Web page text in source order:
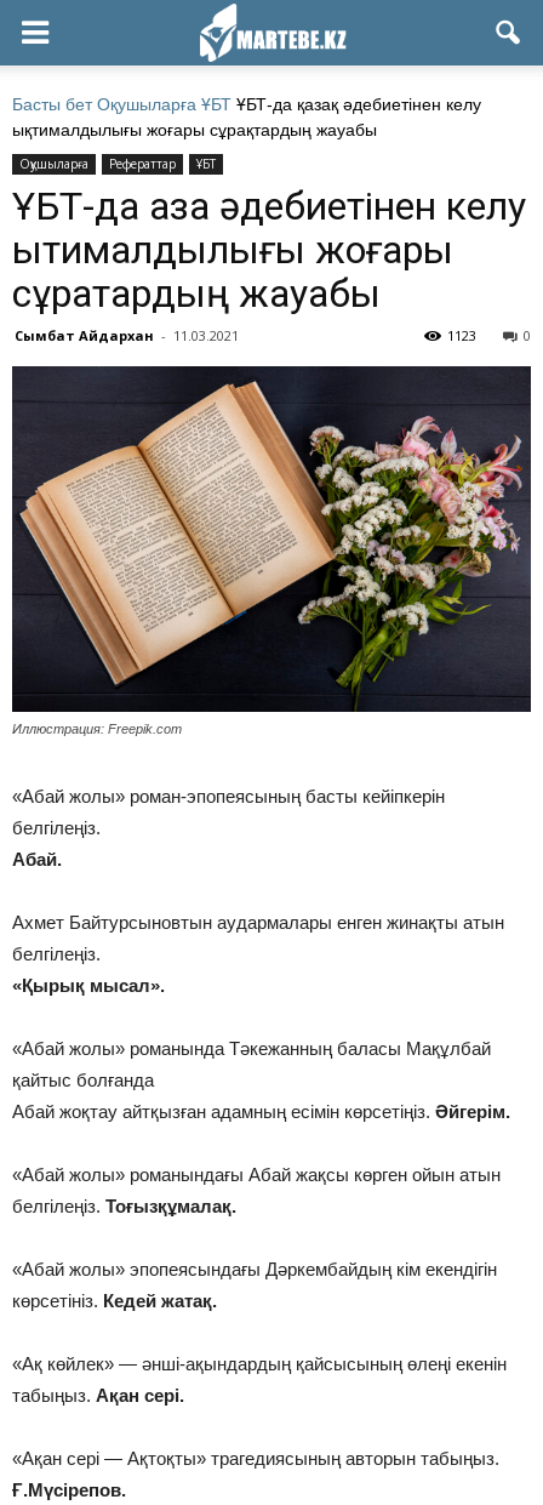
Басты бет Оқушыларға ҰБТ ҰБТ-да қазақ әдебиетінен келу
ықтималдылығы жоғары сұрақтардың жауабы
Оқушыларға Рефераттар ҰБТ
ҰБТ-да қазақ әдебиетінен келу
ықтималдылығы жоғары
сұрақтардың жауабы
Сымбат Айдархан - 11.03.2021 0
1123
Иллюстрация: Freepik.com
«Абай жолы» роман-эпопеясының басты кейіпкерін
белгілеңіз.
Абай.
Ахмет Байтурсыновтын аудармалары енген жинақты атын
белгілеңіз.
«Қырық мысал».
«Абай жолы» романында Тәкежанның баласы Мақұлбай
қайтыс болғанда
Абай жоқтау айтқызған адамның есімін көрсетіңіз. Әйгерім.
«Абай жолы» романындағы Абай жақсы көрген ойын атын
белгілеңіз. Тоғызқұмалақ.
«Абай жолы» эпопеясындағы Дәркембайдың кім екендігін
көрсетініз. Кедей жатақ.
«Ақ көйлек» — әнші-ақындардың қайсысының өлеңі екенін
табыңыз. Ақан сері.
«Ақан сері — Ақтоқты» трагедиясының авторын табыңыз.
Ғ.Мүсірепов.